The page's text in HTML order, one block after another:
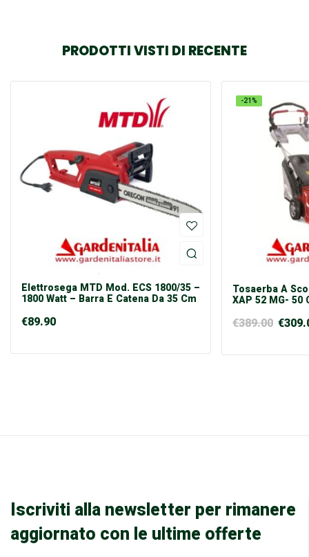
PRODOTTI VISTI DI RECENTE
Elettrosega MTD Mod. ECS 1800/35 –
1800 Watt – Barra E Catena Da 35 Cm
€89.90
-21%
Tosaerba A
XAP 52 MG- 50
€389.00 €
Iscriviti alla newsletter per rimanere
aggiornato con le ultime offerte